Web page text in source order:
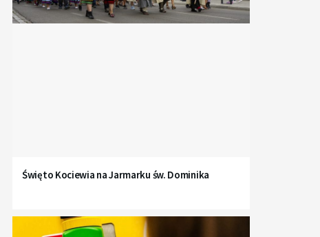
Święto Kociewia na Jarmarku św. Dominika